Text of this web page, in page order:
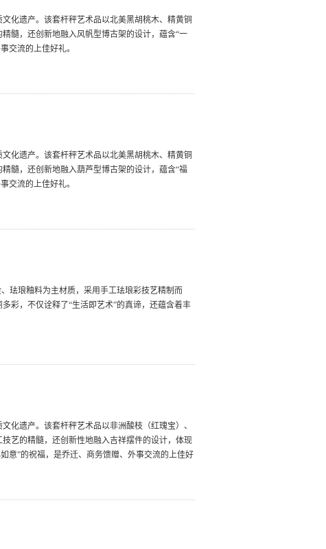
化遗产。该套杆秤艺术品以北美黑胡桃木、精黄铜
髓，还创新地融入风帆型博古架的设计，蕴含“一
交流的上佳好礼。
化遗产。该套杆秤艺术品以北美黑胡桃木、精黄铜
髓，还创新地融入葫芦型博古架的设计，蕴含“福
交流的上佳好礼。
珐琅釉料为主材质，采用手工珐琅彩技艺精制而
彩，不仅诠释了“生活即艺术”的真谛，还蕴含着丰
化遗产。该套杆秤艺术品以非洲酸枝（红瑰宝）、
艺的精髓，还创新性地融入吉祥摆件的设计，体现
意”的祝福，是乔迁、商务馈赠、外事交流的上佳好